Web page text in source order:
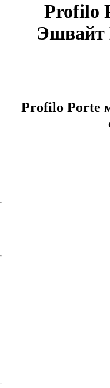
Profilo
Эшвайт
Profilo Porte